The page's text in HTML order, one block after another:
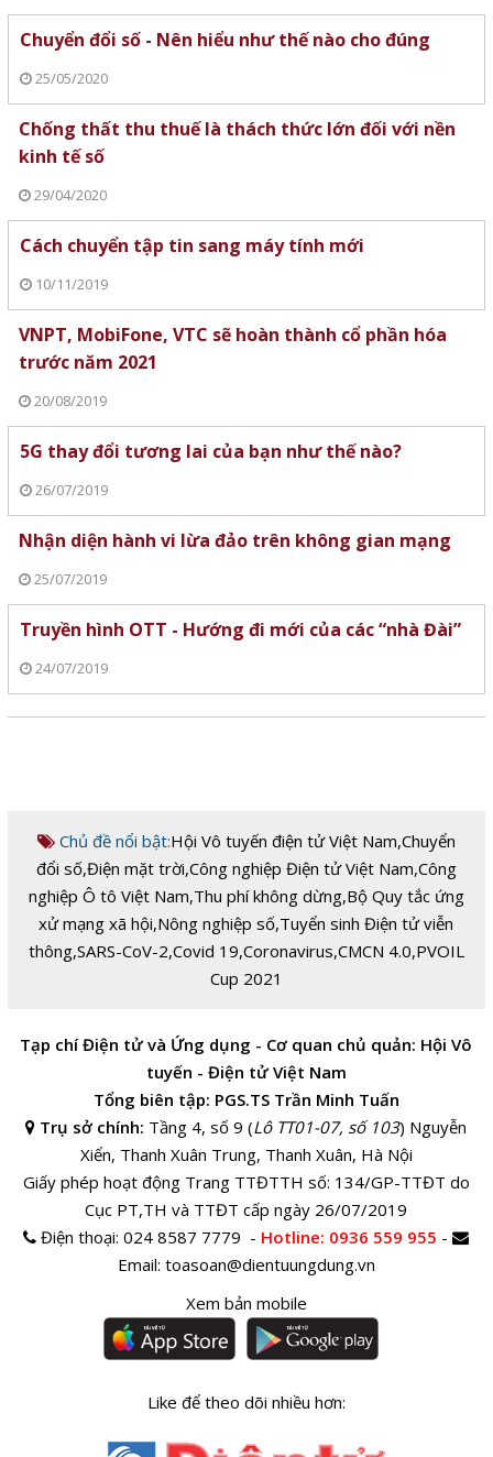
Chuyển đổi số - Nên hiểu như thế nào cho đúng
25/05/2020
Chống thất thu thuế là thách thức lớn đối với nền
kinh tế số
29/04/2020
Cách chuyển tập tin sang máy tính mới
10/11/2019
VNPT, MobiFone, VTC sẽ hoàn thành cổ phần hóa
trước năm 2021
20/08/2019
5G thay đổi tương lai của bạn như thế nào?
26/07/2019
Nhận diện hành vi lừa đảo trên không gian mạng
25/07/2019
Truyền hình OTT - Hướng đi mới của các “nhà Đài”
24/07/2019
Chủ đề nổi bật:Hội Vô tuyến điện tử Việt Nam,Chuyển
đổi số,Điện mặt trời,Công nghiệp Điện tử Việt Nam,Công
nghiệp Ô tô Việt Nam,Thu phí không dừng,Bộ Quy tắc ứng
xử mạng xã hội,Nông nghiệp số,Tuyển sinh Điện tử viễn
thông,SARS-CoV-2,Covid 19,Coronavirus,CMCN 4.0,PVOIL
Cup 2021
Tạp chí Điện tử và Ứng dụng - Cơ quan chủ quản: Hội Vô
tuyến - Điện tử Việt Nam
Tổng biên tập: PGS.TS Trần Minh Tuấn
Trụ sở chính: Tầng 4, số 9 (Lô TT01-07, số 103) Nguyễn
Xiển, Thanh Xuân Trung, Thanh Xuân, Hà Nội
Giấy phép hoạt động Trang TTĐTTH số: 134/GP-TTĐT do
Cục PT,TH và TTĐT cấp ngày 26/07/2019
Điện thoại:024 8587 7779 - Hotline: 0936 559 955 -
Email: toasoan@dientuungdung.vn
Xem bản mobile
Like để theo dõi nhiều hơn: